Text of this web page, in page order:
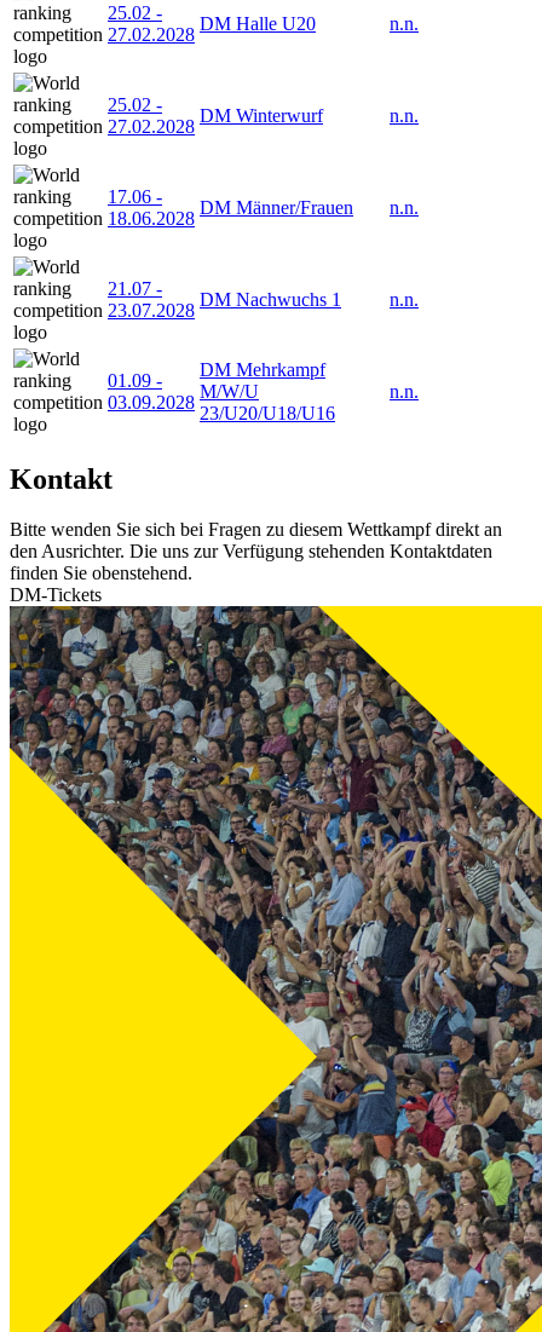
25.02 -
27.02.2028
DM Halle U20 n.n.
25.02 -
27.02.2028
DM Winterwurf n.n.
17.06 -
18.06.2028
DM Männer/Frauen n.n.
21.07 -
23.07.2028
DM Nachwuchs 1 n.n.
01.09 -
03.09.2028
DM Mehrkampf
M/W/U
23/U20/U18/U16
n.n.
Kontakt
Bitte wenden Sie sich bei Fragen zu diesem Wettkampf direkt an
den Ausrichter. Die uns zur Verfügung stehenden Kontaktdaten
finden Sie obenstehend.
DM-Tickets